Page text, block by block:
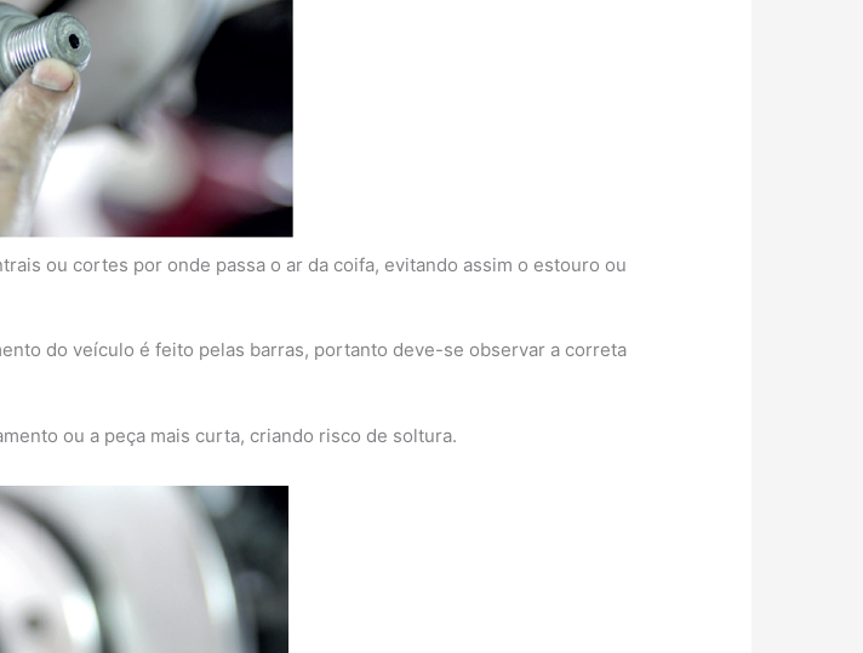
ou cortes por onde passa o ar da coifa, evitando assim o estouro ou
do veículo é feito pelas barras, portanto deve-se observar a correta
ou a peça mais curta, criando risco de soltura.